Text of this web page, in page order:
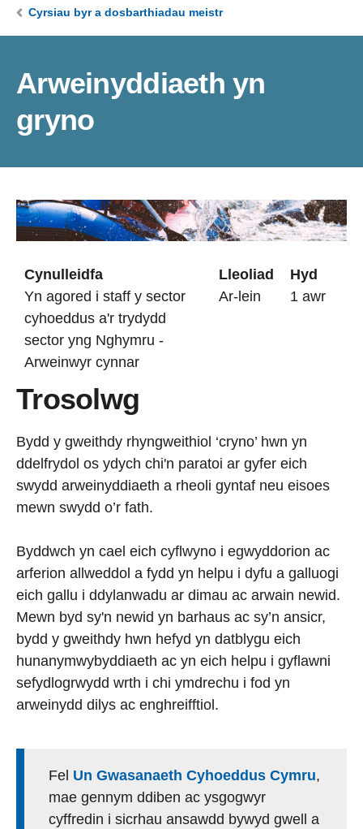
Cyrsiau byr a dosbarthiadau meistr
Arweinyddiaeth yn
gryno
Cynulleidfa
Yn agored i staff y sector
cyhoeddus a'r trydydd
sector yng Nghymru -
Arweinwyr cynnar
Lleoliad
Ar-lein
Hyd
1 awr
Trosolwg
Bydd y gweithdy rhyngweithiol ‘cryno’ hwn yn
ddelfrydol os ydych chi'n paratoi ar gyfer eich
swydd arweinyddiaeth a rheoli gyntaf neu eisoes
mewn swydd o’r fath.
Byddwch yn cael eich cyflwyno i egwyddorion ac
arferion allweddol a fydd yn helpu i dyfu a galluogi
eich gallu i ddylanwadu ar dimau ac arwain newid.
Mewn byd sy'n newid yn barhaus ac sy’n ansicr,
bydd y gweithdy hwn hefyd yn datblygu eich
hunanymwybyddiaeth ac yn eich helpu i gyflawni
sefydlogrwydd wrth i chi ymdrechu i fod yn
arweinydd dilys ac enghreifftiol.
Fel Un Gwasanaeth Cyhoeddus Cymru,
mae gennym ddiben ac ysgogwyr
cyffredin i sicrhau ansawdd bywyd gwell a